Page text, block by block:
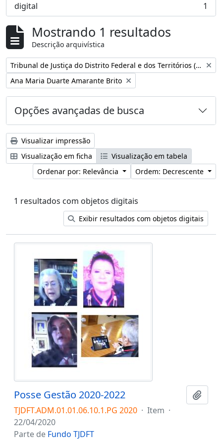
digital
, 1 resultados 1
Mostrando 1 resultados
Descrição arquivística
Remover filtro:
Tribunal de Justiça do Distrito Federal e dos Territórios (Brasil)
Remover filtro:
Ana Maria Duarte Amarante Brito
Opções avançadas de busca
Visualizar impressão
Visualização em ficha
Visualização em tabela
Ordenar por: Relevância
Ordem: Decrescente
1 resultados com objetos digitais
Exibir resultados com objetos digitais
Posse Gestão 2020-2022
TJDFT.ADM.01.01.06.10.1.PG 2020 · Item ·
22/04/2020
Parte de Fundo TJDFT